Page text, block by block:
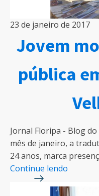
23 de janeiro de 2017
Jovem
pública
Jornal Floripa - Blog
mês de janeiro, a
24 anos, marca
Continue lendo